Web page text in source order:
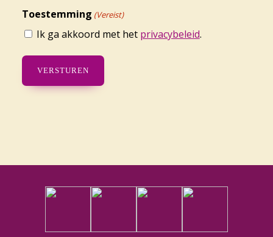
Toestemming (Vereist)
Ik ga akkoord met het privacybeleid.